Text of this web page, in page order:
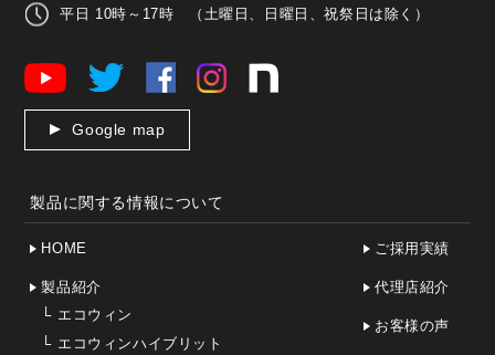
平日 10時～17時 （土曜日、日曜日、祝祭日は除く）
Google map
製品に関する情報について
HOME
製品紹介
└ エコウィン
└ エコウィンハイブリット
ご採用実績
代理店紹介
お客様の声